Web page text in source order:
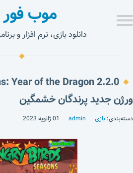
موب فور
دانلود بازی، نرم افزار و
Year of the Dragon 2.2.0
ورژن جدید پرندگان خشمگین
دسته‌بندی: بازی admin 01 ژانویه 2023